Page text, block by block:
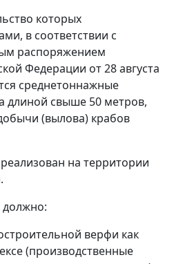
которых
в соответствии с
распоряжением
Федерации от 28 августа
среднетоннажные
длиной свыше 50 метров,
(вылова) крабов
на территории
должно:
верфи как
(производственные